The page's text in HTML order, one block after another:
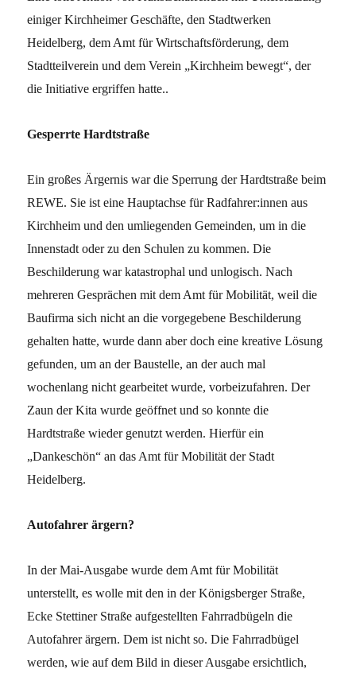
einiger Kirchheimer Geschäfte, den Stadtwerken
Heidelberg, dem Amt für Wirtschaftsförderung, dem
Stadtteilverein und dem Verein „Kirchheim bewegt“, der
die Initiative ergriffen hatte..
Gesperrte Hardtstraße
Ein großes Ärgernis war die Sperrung der Hardtstraße beim
REWE. Sie ist eine Hauptachse für Radfahrer:innen aus
Kirchheim und den umliegenden Gemeinden, um in die
Innenstadt oder zu den Schulen zu kommen. Die
Beschilderung war katastrophal und unlogisch. Nach
mehreren Gesprächen mit dem Amt für Mobilität, weil die
Baufirma sich nicht an die vorgegebene Beschilderung
gehalten hatte, wurde dann aber doch eine kreative Lösung
gefunden, um an der Baustelle, an der auch mal
wochenlang nicht gearbeitet wurde, vorbeizufahren. Der
Zaun der Kita wurde geöffnet und so konnte die
Hardtstraße wieder genutzt werden. Hierfür ein
„Dankeschön“ an das Amt für Mobilität der Stadt
Heidelberg.
Autofahrer ärgern?
In der Mai-Ausgabe wurde dem Amt für Mobilität
unterstellt, es wolle mit den in der Königsberger Straße,
Ecke Stettiner Straße aufgestellten Fahrradbügeln die
Autofahrer ärgern. Dem ist nicht so. Die Fahrradbügel
werden, wie auf dem Bild in dieser Ausgabe ersichtlich,